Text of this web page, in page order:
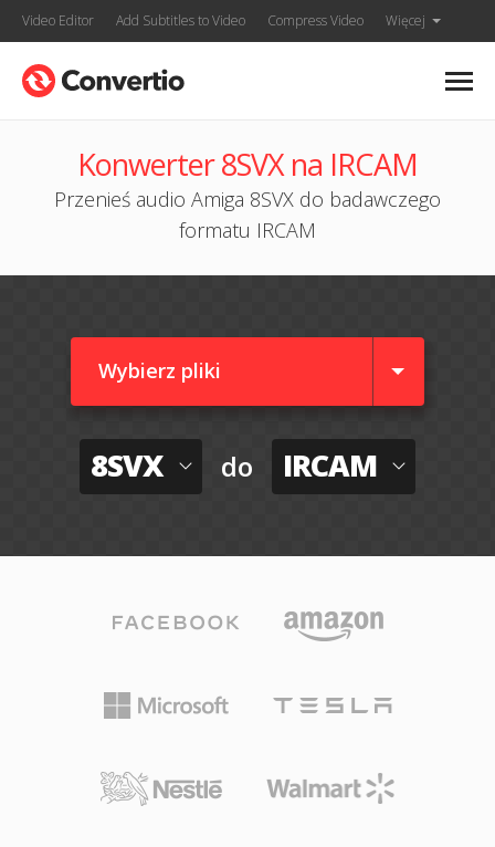
Video Editor Add Subtitles to Video Compress Video Więcej
Konwerter 8SVX na IRCAM
Przenieś audio Amiga 8SVX do badawczego
formatu IRCAM
Wybierz pliki
8SVX do IRCAM